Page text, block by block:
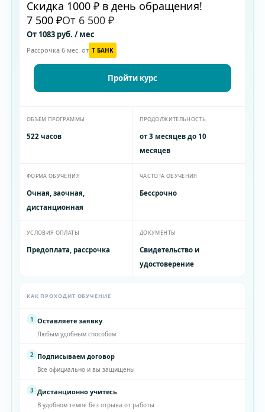
Скидка 1000 ₽ в день обращения!
7 500 ₽От 6 500 ₽
От 1083 руб. / мес
Рассрочка 6 мес. от T БАНК
Пройти курс
ОБЪЁМ ПРОГРАММЫ
522 часов
ПРОДОЛЖИТЕЛЬНОСТЬ
от 3 месяцев до 10
месяцев
ФОРМА ОБУЧЕНИЯ
Очная, заочная,
дистанционная
ЧАСТОТА ОБУЧЕНИЯ
Бессрочно
УСЛОВИЯ ОПЛАТЫ
Предоплата, рассрочка
ДОКУМЕНТЫ
Свидетельство и
удостоверение
КАК ПРОХОДИТ ОБУЧЕНИЕ
1 Оставляете заявку
Любым удобным способом
2 Подписываем договор
Все официально и вы защищены
3 Дистанционно учитесь
В удобном темпе без отрыва от работы